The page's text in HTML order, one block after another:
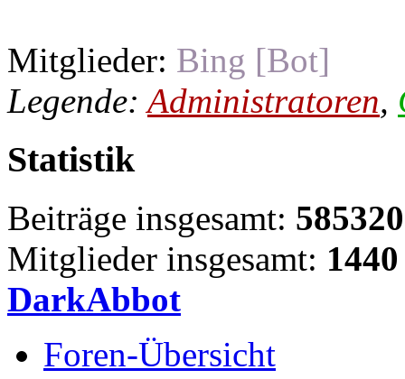
Mitglieder: Bing [Bot]
Legende:Administratoren,
Statistik
Beiträge insgesamt: 585320
Mitglieder insgesamt: 1440
DarkAbbot
Foren-Übersicht